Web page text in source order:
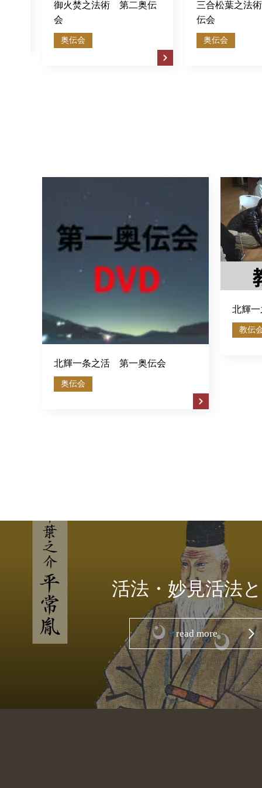
之法術 第二奥伝
三合松葉之法術 第一奥
北輝一条之活 第一奥伝会
奥伝会
北輝一
教伝
活法・妙見活法
read more